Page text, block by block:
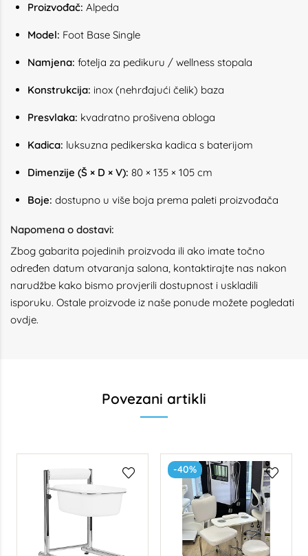
Proizvođač: Alpeda
Model: Foot Base Single
Namjena: fotelja za pedikuru / wellness stopala
Konstrukcija: inox (nehrđajući čelik) baza
Presvlaka: kvadratno prošivena obloga
Kadica: luksuzna pedikerska kadica s baterijom
Dimenzije (Š × D × V): 80 × 135 × 105 cm
Boje: dostupno u više boja prema paleti proizvođača
Napomena o dostavi:
Zbog gabarita pojedinih proizvoda ili ako imate točno
određen datum otvaranja salona, kontaktirajte nas nakon
narudžbe kako bismo provjerili dostupnost i uskladili
isporuku. Ostale proizvode iz naše ponude možete pogledati
ovdje.
Povezani artikli
-40%